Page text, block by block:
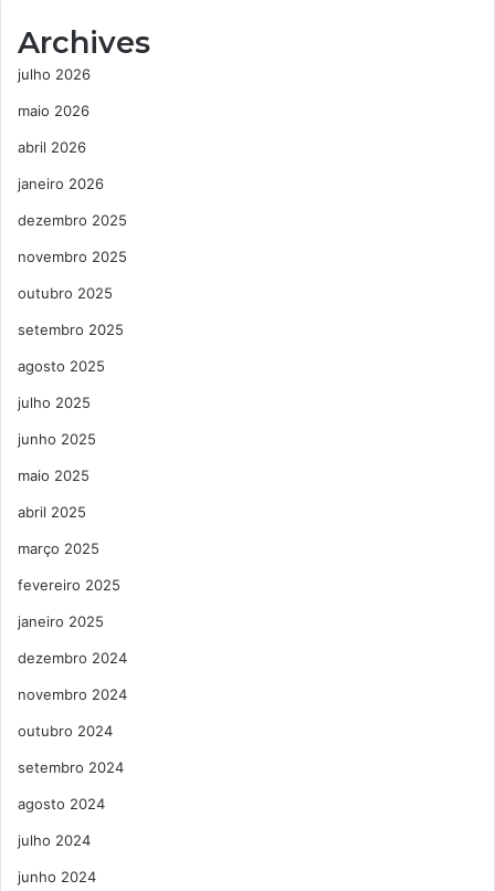
Archives
julho 2026
maio 2026
abril 2026
janeiro 2026
dezembro 2025
novembro 2025
outubro 2025
setembro 2025
agosto 2025
julho 2025
junho 2025
maio 2025
abril 2025
março 2025
fevereiro 2025
janeiro 2025
dezembro 2024
novembro 2024
outubro 2024
setembro 2024
agosto 2024
julho 2024
junho 2024